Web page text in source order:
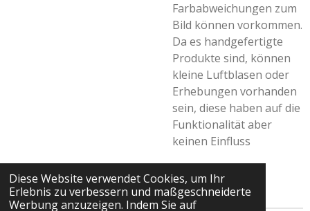
Diese Website verwendet Cookies, um Ihr
Erlebnis zu verbessern und maßgeschneiderte
Werbung anzuzeigen. Indem Sie auf
Farbabweichungen zum
Bild können vorkommen.
Da es handgefertigte
Produkte sind, können
kleine Luftblasen oder
Erhebungen vorhanden
sein, diese haben auf die
Funktionalität aber
keinen Einfluss